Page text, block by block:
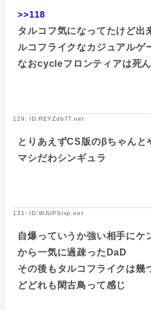
>>118
タルコフ気になってたけど出
ルコフライクなカジュアルゲ
なおcycleフロンティアは死
129: ID:REYZdb7T.net
とりあえずCS版のβちゃんと
マシだわシンギュラ
131: ID:WJUPSrxp.net
自爆っていうか強い相手にケ
から一気に過疎ったDaD
その後もタルコフライクは幾
どどれも閑古鳥って感じ